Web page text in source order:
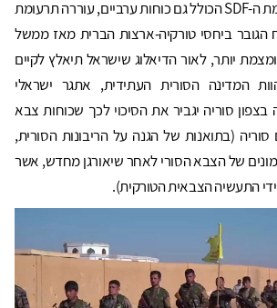
תמיכה זאת על ידי הקמת ה-SDF הכולל גם כוחות ערביים, עוררה תרעומת
ביחסי טורקיה-ארצות הברית מאז ממשל
יותר, לאור הדיאלוג שישראל תיאלץ לקיים
המדינה הסורית העתידית, אתגר ישראלי
בצפון סוריה יגביר את הסיכוי לכך שכוחות צבא
סוריה (בתואנות של הגנה על הריבונות הסורית,
של הצבא הסורי לאחר שיאורגן מחדש, אשר
התעשיה הצבאית הטורקית).